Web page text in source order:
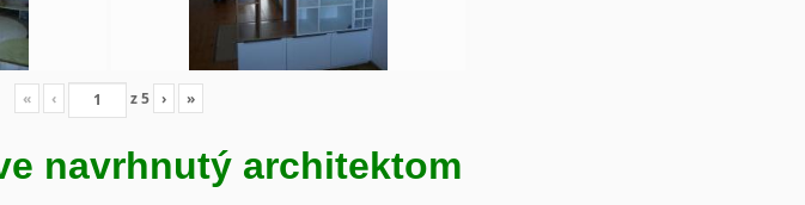
« ‹ z5 › »
navrhnutý architektom